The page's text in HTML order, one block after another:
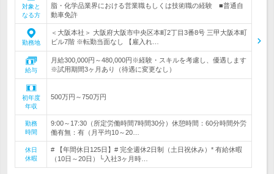
対象と
なる方
脂・化学品業界における営業職もしくは技術職の経験 ■普通自
動車免許
勤務地
＜大阪本社＞ 大阪府大阪市中央区本町2丁目3番8号 三甲大阪本町
ビル7階 ※転勤当面なし 【雇入れ…
給与
月給300,000円～480,000円※経験・スキルを考慮し、優遇します
※試用期間3ヶ月あり（待遇に変更なし）
初年度
年収
500万円～750万円
勤務
時間
9:00～17:30（所定労働時間7時間30分）休憩時間：60分時間外労
働有無：有（月平均10～20…
休日
休暇
# 【年間休日125日】# 完全週休2日制（土日祝休み）* 有給休暇
（10日～20日）└入社3ヶ月時…